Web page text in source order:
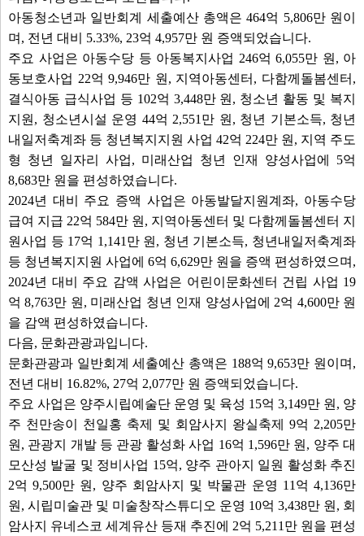
아동청소년과 일반회계 세출예산 총액은 464억 5,806만 원이
며, 전년 대비 5.33%, 23억 4,957만 원 증액되었습니다.
주요 사업은 아동수당 등 아동복지사업 246억 6,055만 원, 아
동보호사업 22억 9,946만 원, 지역아동센터, 다함께돌봄센터,
결식아동 급식사업 등 102억 3,448만 원, 청소년 활동 및 복지
지원, 청소년시설 운영 44억 2,551만 원, 청년 기본소득, 청년
내일저축계좌 등 청년복지지원 사업 42억 224만 원, 지역 주도
형 청년 일자리 사업, 미래산업 청년 인재 양성사업에 5억
8,683만 원을 편성하였습니다.
2024년 대비 주요 증액 사업은 아동발달지원계좌, 아동수당
급여 지급 22억 584만 원, 지역아동센터 및 다함께돌봄센터 지
원사업 등 17억 1,141만 원, 청년 기본소득, 청년내일저축계좌
등 청년복지지원 사업에 6억 6,629만 원을 증액 편성하였으며,
2024년 대비 주요 감액 사업은 어린이문화센터 건립 사업 19
억 8,763만 원, 미래산업 청년 인재 양성사업에 2억 4,600만 원
을 감액 편성하였습니다.
다음, 문화관광과입니다.
문화관광과 일반회계 세출예산 총액은 188억 9,653만 원이며,
전년 대비 16.82%, 27억 2,077만 원 증액되었습니다.
주요 사업은 양주시립예술단 운영 및 육성 15억 3,149만 원, 양
주 천만송이 천일홍 축제 및 회암사지 왕실축제 9억 2,205만
원, 관광지 개발 등 관광 활성화 사업 16억 1,596만 원, 양주 대
모산성 발굴 및 정비사업 15억, 양주 관아지 일원 활성화 추진
2억 9,500만 원, 양주 회암사지 및 박물관 운영 11억 4,136만
원, 시립미술관 및 미술창작스튜디오 운영 10억 3,438만 원, 회
암사지 유네스코 세계유산 등재 추진에 2억 5,211만 원을 편성